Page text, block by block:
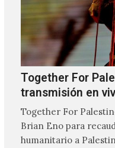
Together For
transmisión en
Together For
Brian Eno para
humanitario a